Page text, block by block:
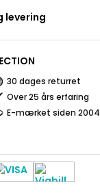
levering
30 dages returret
Over 25 års erfaring
E-mærket siden 2004